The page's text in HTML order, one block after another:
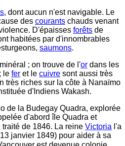
, dont aucun n'est navigable. Le
des courants chauds venant
D'épaisses forêts de
habitées par d'innombrables
saumons.
; on trouve de l'or dans les
le fer et le cuivre sont aussi très
très riches sur la côte à Nanaïmo
d'Indiens Wakash.
de la Budegay Quadra, explorée
d'abord île Quadra et
de 1846. La reine Victoria l'a
janvier 1849) pour aider à sa